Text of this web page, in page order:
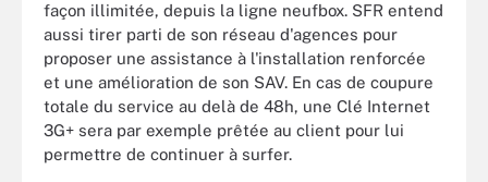
façon illimitée, depuis la ligne neufbox. SFR entend
aussi tirer parti de son réseau d'agences pour
proposer une assistance à l'installation renforcée
et une amélioration de son SAV. En cas de coupure
totale du service au delà de 48h, une Clé Internet
3G+ sera par exemple prêtée au client pour lui
permettre de continuer à surfer.